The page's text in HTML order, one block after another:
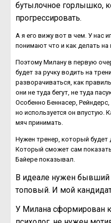
бутылочное горлышко,
прогрессировать.
А я его вижу вот в чем. У нас
понимают что и как делать на
Поэтому Милану в первую
будет за ручку водить на
разворачиваться, как
они не туда бегут, не туда
Особенно Беннасер,
но используется он впустую.
мяч принимать.
Нужен тренер, который будет
Который сможет сам
Байере показывал.
В идеале нужен бывший
топовый. И мой
У Милана сформирован